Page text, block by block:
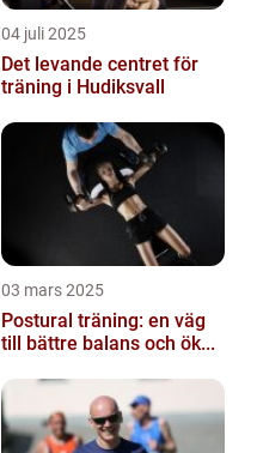
04 juli 2025
Det levande centret för
träning i Hudiksvall
03 mars 2025
Postural träning: en väg
till bättre balans och ök...